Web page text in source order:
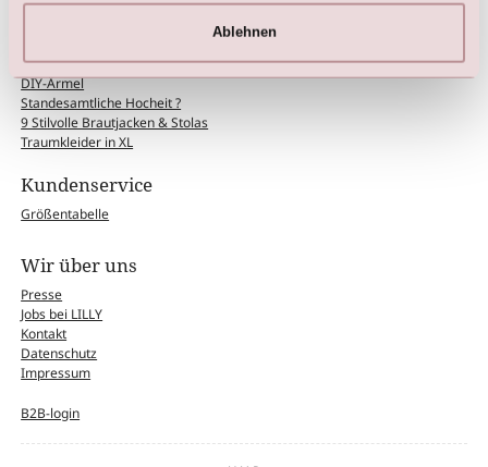
Ablehnen
Blogs
Das perfekte Kleid für Ihre Figur
DIY-Ärmel
Standesamtliche Hocheit ?
9 Stilvolle Brautjacken & Stolas
Traumkleider in XL
Kundenservice
Größentabelle
Wir über uns
Presse
Jobs bei LILLY
Kontakt
Datenschutz
Impressum
B2B-login